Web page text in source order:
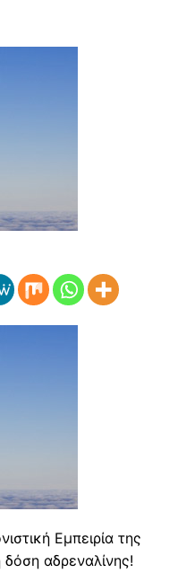
Εμπειρία της
αδρεναλίνης!